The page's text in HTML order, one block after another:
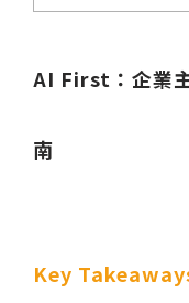
AI First：企業
南
Key